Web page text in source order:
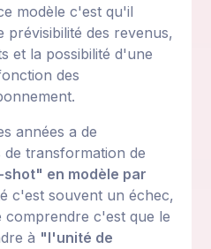
modèle c'est qu'il
des revenus,
et la possibilité d'une
des
années a de
de transformation de
en modèle par
c'est souvent un échec,
comprendre c'est que le
à "l'unité de